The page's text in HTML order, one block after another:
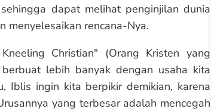
dapat melihat penginjilan dunia
menyelesaikan rencana-Nya.
Christian" (Orang Kristen yang
lebih banyak dengan usaha kita
Iblis ingin kita berpikir demikian, karena
yang terbesar adalah mencegah